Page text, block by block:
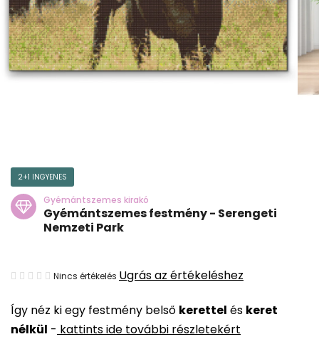
Így néz ki egy festmény belső kerettel és keret
nélkül - kattints ide további részletekért
2+1 INGYENES
Gyémántszemes kirakó
Gyémántszemes festmény - Serengeti
Nemzeti Park
A
átlagos
értékelése
Nincs értékelés Ugrás az értékeléshez